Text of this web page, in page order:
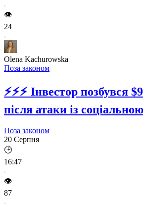
👁️
24
Olena Kachurowska
Поза законом
⚡⚡⚡ Інвестор позбувся
після атаки із
Поза законом
20 Серпня
🕒
16:47
👁️
87